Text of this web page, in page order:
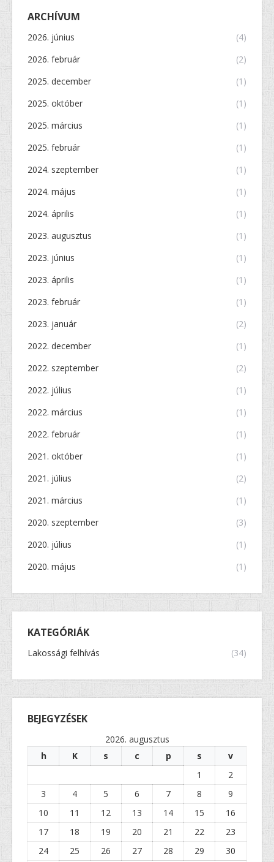
ARCHÍVUM
2026. június
(4)
2026. február
(2)
2025. december
(1)
2025. október
(1)
2025. március
(1)
2025. február
(1)
2024. szeptember
(1)
2024. május
(1)
2024. április
(1)
2023. augusztus
(1)
2023. június
(1)
2023. április
(1)
2023. február
(1)
2023. január
(2)
2022. december
(1)
2022. szeptember
(2)
2022. július
(1)
2022. március
(1)
2022. február
(1)
2021. október
(1)
2021. július
(2)
2021. március
(1)
2020. szeptember
(3)
2020. július
(1)
2020. május
(1)
KATEGÓRIÁK
Lakossági felhívás (34)
BEJEGYZÉSEK
2026. augusztus
h
K s c p s
v
1
2
3
4 5 6 7 8
9
10
11 12 13 14 15
16
17
18 19 20 21 22
23
24
25 26 27 28 29 30